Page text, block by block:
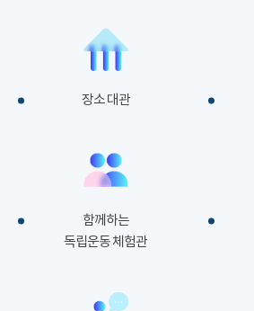
장소 대관
함께하는
독립운동 체험관